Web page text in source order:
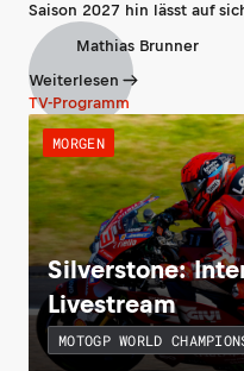
Saison 2027 hin lässt auf
Mathias Brunner
Weiterlesen
TV-Programm
MORGEN
Silverstone:
Livestream
MOTOGP WORLD